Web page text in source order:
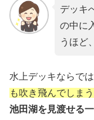
デッキ
の中に
うほど
水上デッキならで
も吹き飛んでしま
池田湖を見渡せる